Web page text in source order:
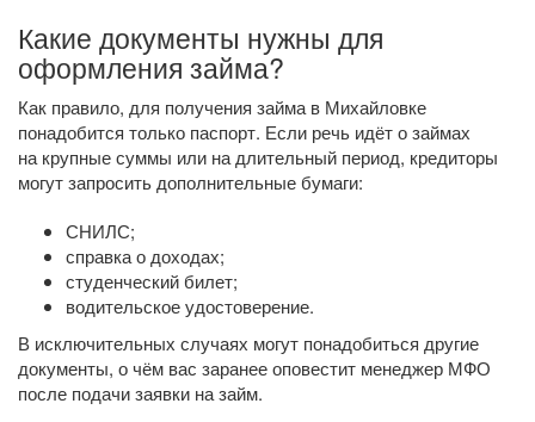
Какие документы нужны для
оформления займа?
Как правило, для получения займа в Михайловке
понадобится только паспорт. Если речь идёт о займах
на крупные суммы или на длительный период, кредиторы
могут запросить дополнительные бумаги:
СНИЛС;
справка о доходах;
студенческий билет;
водительское удостоверение.
В исключительных случаях могут понадобиться другие
документы, о чём вас заранее оповестит менеджер МФО
после подачи заявки на займ.